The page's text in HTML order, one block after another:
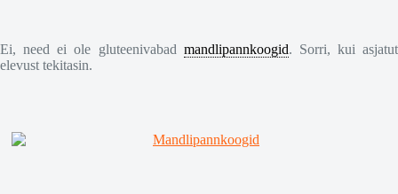
Ei, need ei ole gluteenivabad mandlipannkoogid. Sorri, kui asjatut
elevust tekitasin.